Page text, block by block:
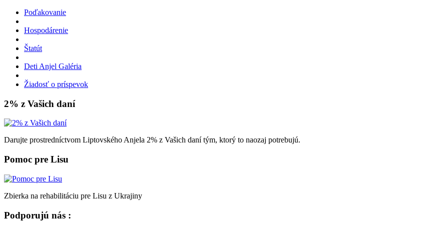
Poďakovanie
Hospodárenie
Štatút
Deti Anjel Galéria
Žiadosť o príspevok
2% z Vašich daní
Darujte prostredníctvom Liptovského Anjela 2% z Vašich daní tým, ktorý to naozaj potrebujú.
Pomoc pre Lisu
Zbierka na rehabilitáciu pre Lisu z Ukrajiny
Podporujú nás :